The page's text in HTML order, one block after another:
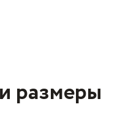
размеры